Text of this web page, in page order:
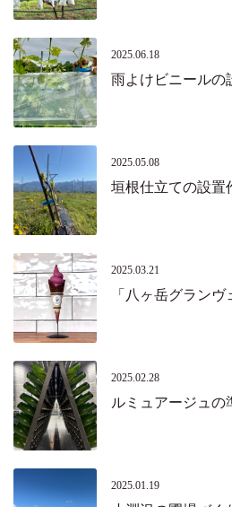
2025.06.18
2025.05.08
2025.03.21
2025.02.28
2025.01.19